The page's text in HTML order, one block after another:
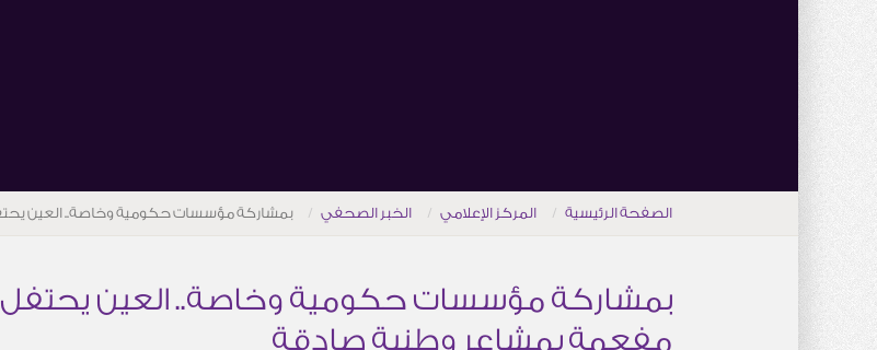
الصفحة الرئيسية المركز الإعلامي الخبر الصحفي بمشاركة مؤسسات حكومية وخاصة.. العين
بمشاركة مؤسسات حكومية وخاصة.. العين يحتفل
مفعمة بمشاعر وطنية صادقة